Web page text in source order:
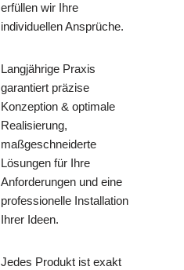
erfüllen wir Ihre
individuellen Ansprüche.
Langjährige Praxis
garantiert präzise
Konzeption & optimale
Realisierung,
maßgeschneiderte
Lösungen für Ihre
Anforderungen und eine
professionelle Installation
Ihrer Ideen.
Jedes Produkt ist exakt